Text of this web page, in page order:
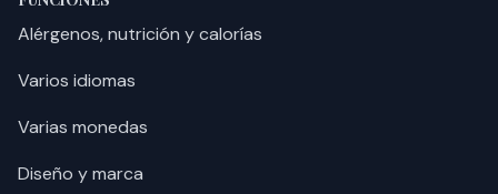
Alérgenos, nutrición y calorías
Varios idiomas
Varias monedas
Diseño y marca